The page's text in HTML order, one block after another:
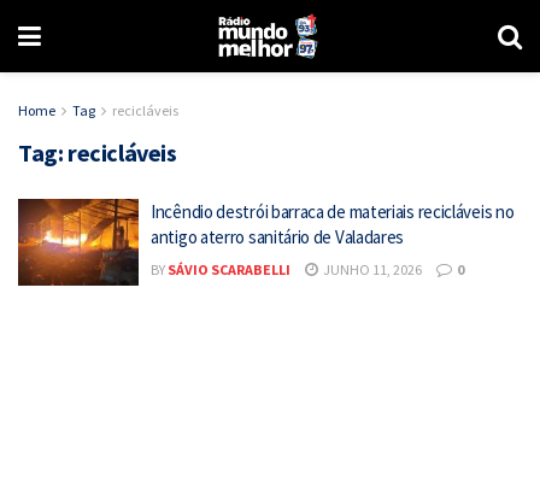
Home Tag recicláveis
Tag: recicláveis
Incêndio destrói barraca de materiais recicláveis no
antigo aterro sanitário de Valadares
BY SÁVIO SCARABELLI JUNHO 11, 2026 0